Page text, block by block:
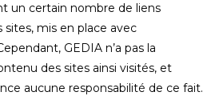
un certain nombre de liens
sites, mis en place avec
GEDIA n’a pas la
des sites ainsi visités, et
aucune responsabilité de ce fait.